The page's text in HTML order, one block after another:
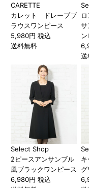
CARETTE
カレット ドレープブ
ラウスワンピース
5,980円 税込
送料無料
サ
送
Select Shop
2ピースアンサンブル
風ブラックワンピース
6,980円 税込